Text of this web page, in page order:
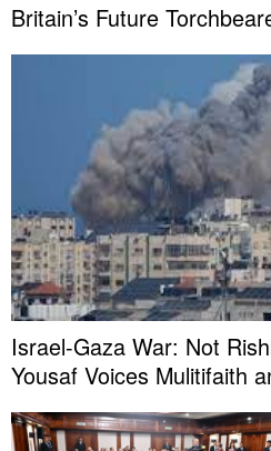
Britain’s Future
Israel-Gaza War: Not
Yousaf Voices Mulitifaith